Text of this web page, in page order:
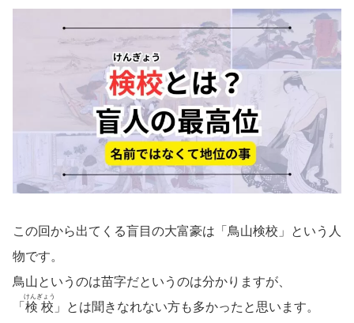
この回から出てくる盲目の大富豪は「鳥山検校」という人
物です。
鳥山というのは苗字だというのは分かりますが、
「 検校
けんぎょう
」とは聞きなれない方も多かったと思います。